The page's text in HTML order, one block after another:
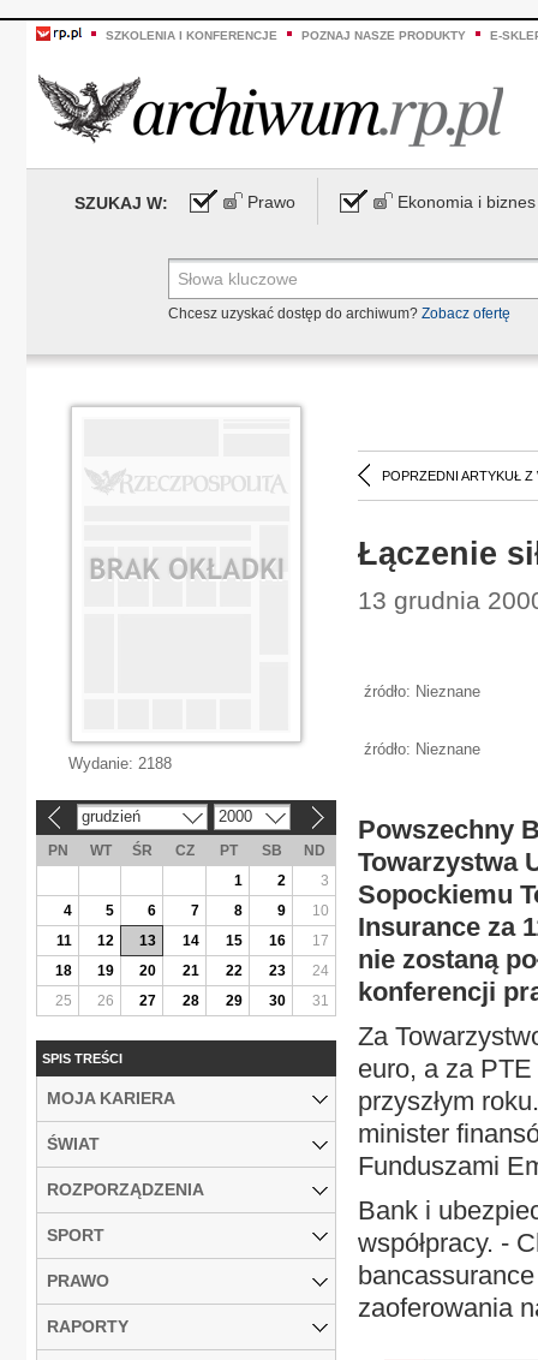
SZKOLENIA I KONFERENCJE POZNAJ NASZE PRODUKTY E-
SZUKAJ W: Prawo Ekonomia i biznes
Chcesz uzyskać dostęp do archiwum? Zobacz ofertę
POPRZEDNI ARTYKUŁ Z
Łączenie
13 grudnia
źródło: Nieznane
źródło: Nieznane
Powszechny
Towarzystwa
Sopockiemu
Insurance za
nie zostaną
konferencji
Za
euro, a za
przyszłym
minister
Funduszami
Bank i
współpracy. -
zaoferowania
Wydanie: 2188
grudzień 2000
PN WT ŚR CZ PT SB
ND
1
2
3
4
5 6 7 8 9
10
11
12 13 14 15 16
17
18
19 20 21 22 23
24
25
26 27 28 29 30 31
SPIS TREŚCI
MOJA KARIERA
ŚWIAT
ROZPORZĄDZENIA
SPORT
PRAWO
RAPORTY